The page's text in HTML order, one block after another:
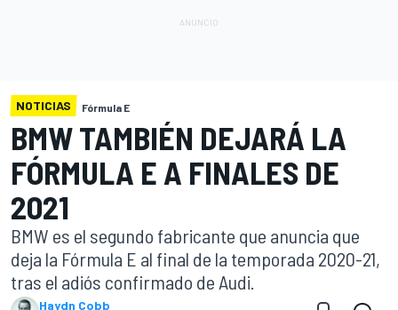
NOTICIAS Fórmula E
BMW TAMBIÉN DEJARÁ LA
FÓRMULA E A FINALES DE
2021
BMW es el segundo fabricante que anuncia que
deja la Fórmula E al final de la temporada 2020-21,
tras el adiós confirmado de Audi.
Haydn Cobb